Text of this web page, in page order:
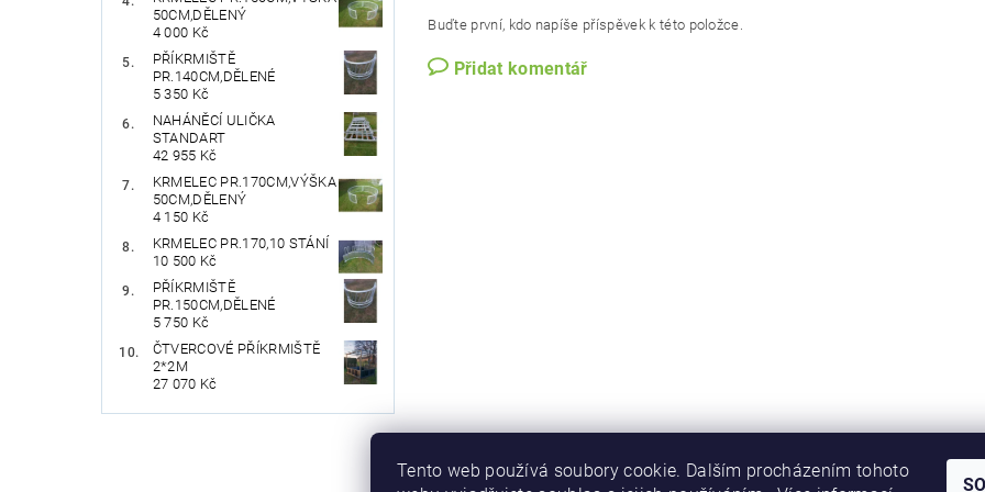
50CM,DĚLENÝ
4 000 Kč
PŘÍKRMIŠTĚ
PR.140CM,DĚLENÉ
5 350 Kč
NAHÁNĚCÍ ULIČKA
STANDART
42 955 Kč
KRMELEC PR.170CM,VÝŠKA
50CM,DĚLENÝ
4 150 Kč
KRMELEC PR.170,10 STÁNÍ
10 500 Kč
PŘÍKRMIŠTĚ
PR.150CM,DĚLENÉ
5 750 Kč
ČTVERCOVÉ PŘÍKRMIŠTĚ
2*2M
27 070 Kč
Buďte první, kdo napíše příspěvek k této položce.
Přidat komentář
Tento web používá soubory cookie. Dalším procházením tohoto